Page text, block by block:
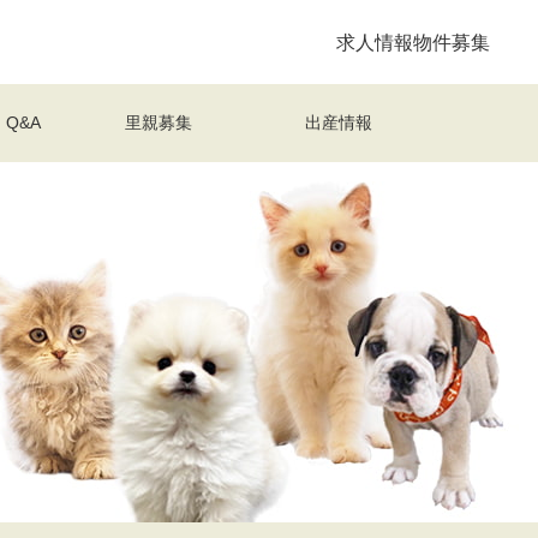
求人情報物件募集
Q&A 里親募集 出産情報